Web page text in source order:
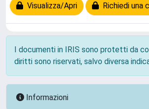
Visualizza/Apri Richiedi una
I documenti in IRIS sono protetti da
diritti sono riservati, salvo diversa
Informazioni